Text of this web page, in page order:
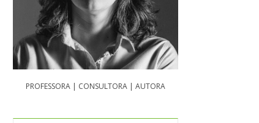
PROFESSORA | CONSULTORA | AUTORA